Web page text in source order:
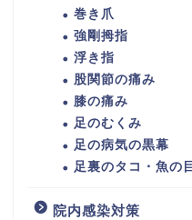
巻き爪
強剛拇指
浮き指
股関節の痛み
膝の痛み
足のむくみ
足の病気の黒幕
足裏のタコ・魚の目
院内感染対策